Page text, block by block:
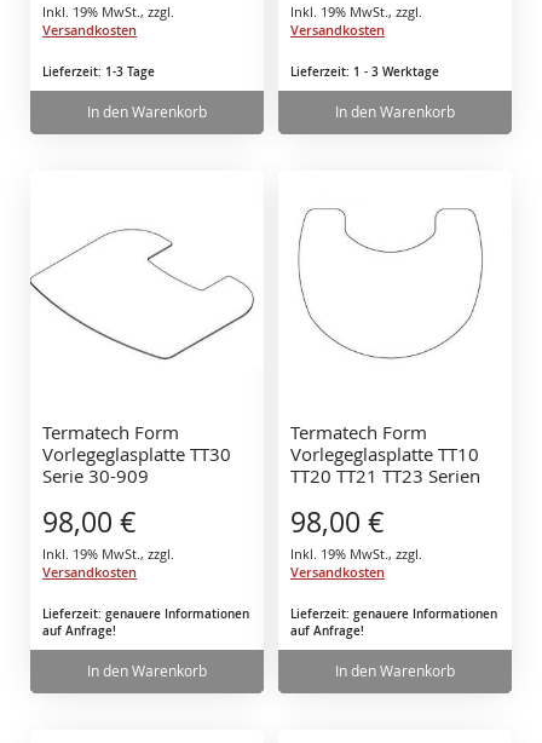
Inkl. 19% MwSt. , zzgl.
Versandkosten
Lieferzeit: 1-3 Tage
In den Warenkorb
Inkl. 19% MwSt. , zzgl.
Versandkosten
Lieferzeit: 1 - 3 Werktage
In den Warenkorb
Termatech Form
Vorlegeglasplatte TT30
Serie 30-909
98,00 €
Inkl. 19% MwSt. , zzgl.
Versandkosten
Lieferzeit: genauere Informationen
auf Anfrage!
In den Warenkorb
Termatech Form
Vorlegeglasplatte TT10
TT20 TT21 TT23 Serien
98,00 €
Inkl. 19% MwSt. , zzgl.
Versandkosten
Lieferzeit: genauere Informationen
auf Anfrage!
In den Warenkorb